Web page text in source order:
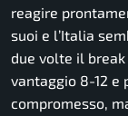
reagire
suoi e l’Italia
due volte il
vantaggio 8-12 e
compromesso,